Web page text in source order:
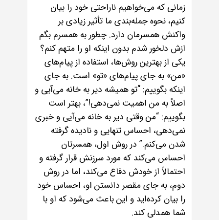
زمانی که می‌خواهیم ناراحتی خود را بیان
کنیم، نحوه جمله‌بندی ما تأثیر زیادی بر
واکنش همسرمان دارد. چطور به همسرم بگم
ازش دلخور شدم بدون اینکه او را متهم کنم؟
یکی از بهترین روش‌ها، استفاده از پیام‌های
«من» به جای پیام‌های «تو» است. به جای
اینکه بگوییم: “تو همیشه دیر به خانه می‌آیی و
اصلاً به من اهمیت نمی‌دهی!”، بهتر است
بگوییم: “من وقتی دیر به خانه می‌آیی و خبری
نمی‌دهی، احساس تنهایی و نادیده گرفته
شدن می‌کنم.” در روش اول، همسرتان
احساس می‌کند که مورد سرزنش قرار گرفته و
احتمالاً از خودش دفاع می‌کند، اما در روش
دوم، به جای مقصر دانستن او، احساس خود
را بیان کرده‌اید و این باعث می‌شود که او با
شما همدلی کند.